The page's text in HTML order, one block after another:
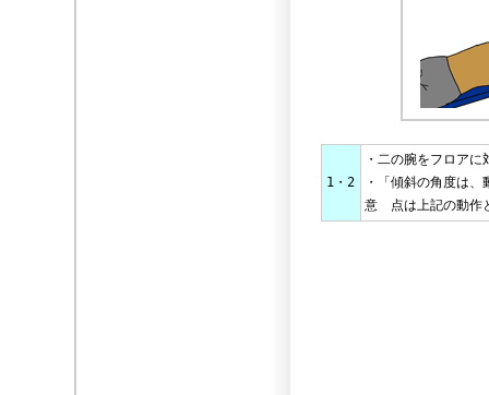
1・2
・二の腕をフロア
・「傾斜の角度は
意 点は上記の動作